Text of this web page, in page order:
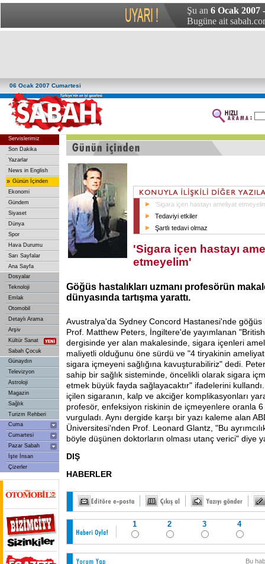
Şu an 6 Ocak 2007
Bugüne ait
06 Ocak 2007 Cumartesi
Servislerimiz
Son Dakika
Yazarlar
News in English
» Günün İçinden
Ekonomi
Gündem
Siyaset
Dünya
Spor
Hava Durumu
Sarı Sayfalar
Ana Sayfa
Dosyalar
Teknoloji
Emlak
Otomobil
Detaylı Arama
Arşiv
Kültür Sanat
Sabah Çocuk
Günaydın
Televizyon
Astroloji
Magazin
Sağlık
Turizm Rehberi
Cuma
Cumartesi
Pazar Sabah
İşte İnsan
Çizerler
'Sigara içen hastayı ameliyat
Tedaviyi etkiler
Şartlı tedavi olmaz
'Sigara içen hastayı
etmeyelim'
Göğüs hastalıkları uzmanı profesörün
dünyasında tartışma yarattı.
Avustralya'da Sydney Concord Hastanesi'nde göğüs
Prof. Matthew Peters, İngiltere'de yayımlanan
dergisinde yer alan makalesinde, sigara içenleri
maliyetli olduğunu öne sürdü ve "4 tiryakinin
sigara içmeyeni sağlığına kavuşturabiliriz" dedi.
sahip bir sağlık sisteminde, öncelikli olarak sigara
etmek büyük fayda sağlayacaktır" ifadelerini
içilen sigaranın, kalp ve akciğer komplikasyonları
profesör, enfeksiyon riskinin de içmeyenlere oranla
vurguladı. Aynı dergide karşı bir yazı kaleme alan
Üniversitesi'nden Prof. Leonard Glantz, "Bu
böyle düşünen doktorların olması utanç verici" diye
DIŞ
HABERLER
1 2 3 4
Bu